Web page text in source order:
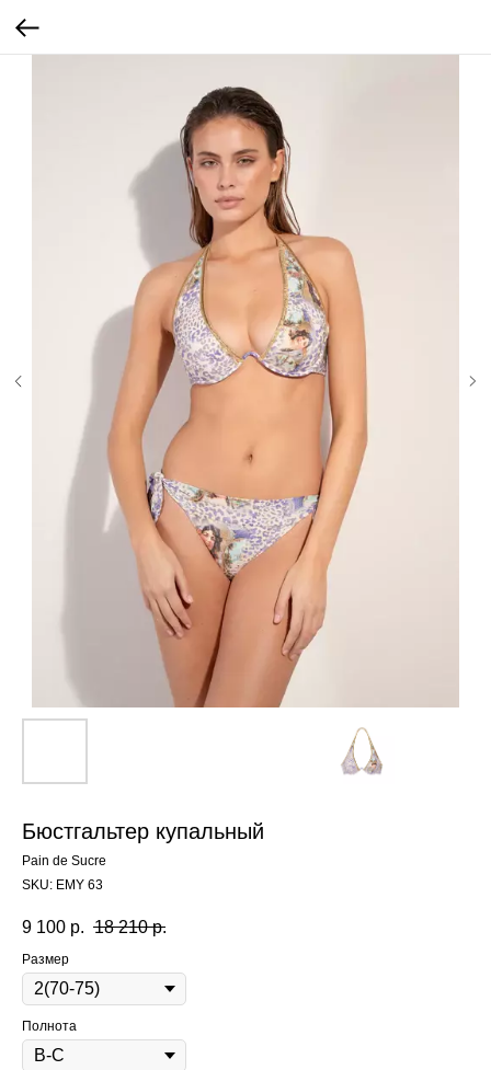
Бюстгальтер купальный
Pain de Sucre
SKU: EMY 63
9 100 р. 18 210 р.
Размер
Полнота